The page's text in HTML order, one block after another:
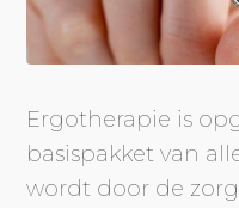
Ergotherapie is
basispakket van
wordt door de